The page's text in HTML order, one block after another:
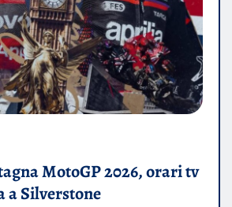
MotoGP 2026, orari tv
a Silverstone